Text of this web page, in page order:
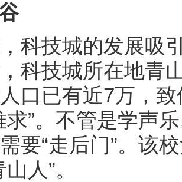
科技城的发展吸
科技城所在地青
口已有近7万，
求”。不管是学声
要“走后门”。该
人”。